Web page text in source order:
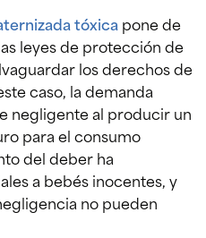
tóxicapone de
leyes de protección de
los derechos de
caso, la demanda
negligente al producir un
para el consumo
del deber ha
a bebés inocentes, y
no pueden